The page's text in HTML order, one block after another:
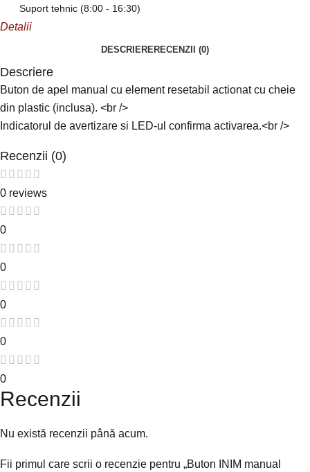
Suport tehnic (8:00 - 16:30)
Detalii
DESCRIERERECENZII (0)
Descriere
Buton de apel manual cu element resetabil actionat cu cheie
din plastic (inclusa). <br />
Indicatorul de avertizare si LED-ul confirma activarea.<br />
Recenzii (0)
0 reviews
0
0
0
0
0
Recenzii
Nu există recenzii până acum.
Fii primul care scrii o recenzie pentru „Buton INIM manual